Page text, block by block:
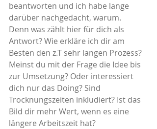
beantworten und ich habe lange
darüber nachgedacht, warum.
Denn was zählt hier für dich als
Antwort? Wie erkläre ich dir am
Besten den z.T sehr langen Prozess?
Meinst du mit der Frage die Idee bis
zur Umsetzung? Oder interessiert
dich nur das Doing? Sind
Trocknungszeiten inkludiert? Ist das
Bild dir mehr Wert, wenn es eine
längere Arbeitszeit hat?